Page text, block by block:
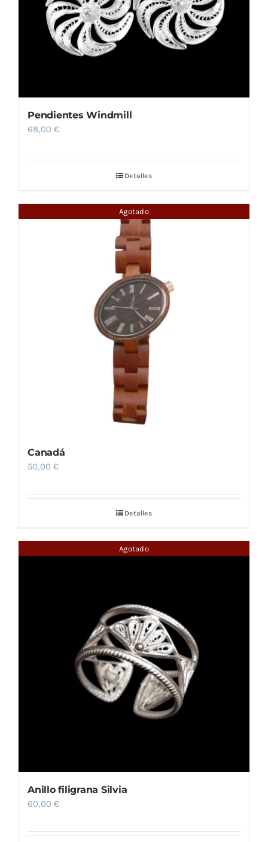
Pendientes Windmill
68,00€
Detalles
Agotado
Canadá
50,00€
Detalles
Agotado
Anillo filigrana Silvia
60,00€